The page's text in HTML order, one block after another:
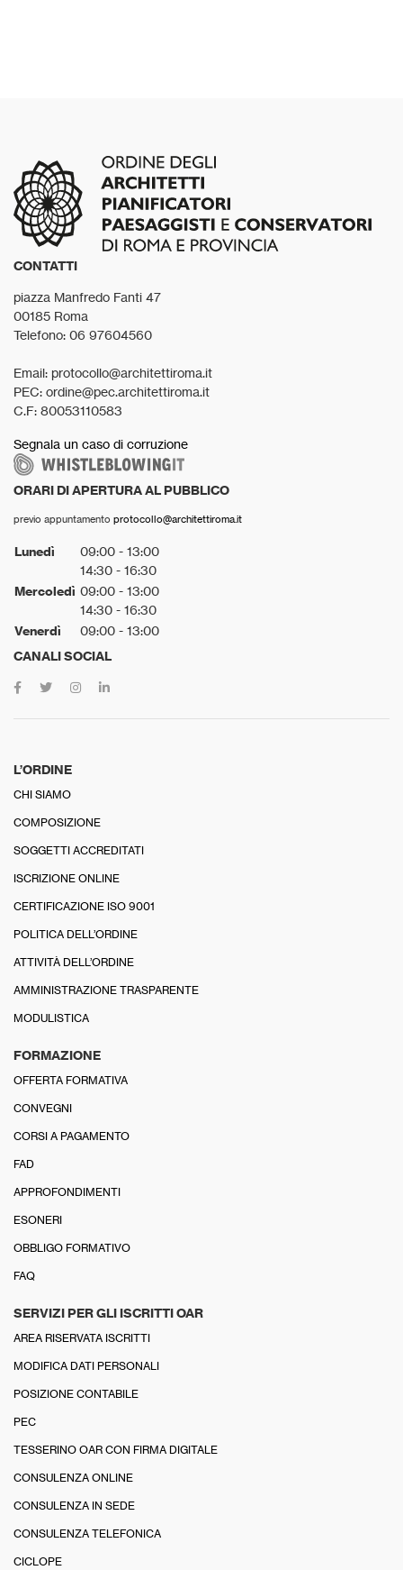
CONTATTI
piazza Manfredo Fanti 47
00185 Roma
Telefono: 06 97604560
Email: protocollo@architettiroma.it
PEC: ordine@pec.architettiroma.it
C.F: 80053110583
Segnala un caso di corruzione
ORARI DI APERTURA AL PUBBLICO
previo appuntamento protocollo@architettiroma.it
Lunedì
09:00 - 13:00
14:30 - 16:30
Mercoledì 09:00 - 13:00
14:30 - 16:30
Venerdì 09:00 - 13:00
CANALI SOCIAL
L’ORDINE
CHI SIAMO
COMPOSIZIONE
SOGGETTI ACCREDITATI
ISCRIZIONE ONLINE
CERTIFICAZIONE ISO 9001
POLITICA DELL’ORDINE
ATTIVITÀ DELL’ORDINE
AMMINISTRAZIONE TRASPARENTE
MODULISTICA
FORMAZIONE
OFFERTA FORMATIVA
CONVEGNI
CORSI A PAGAMENTO
FAD
APPROFONDIMENTI
ESONERI
OBBLIGO FORMATIVO
FAQ
SERVIZI PER GLI ISCRITTI OAR
AREA RISERVATA ISCRITTI
MODIFICA DATI PERSONALI
POSIZIONE CONTABILE
PEC
TESSERINO OAR CON FIRMA DIGITALE
CONSULENZA ONLINE
CONSULENZA IN SEDE
CONSULENZA TELEFONICA
CICLOPE